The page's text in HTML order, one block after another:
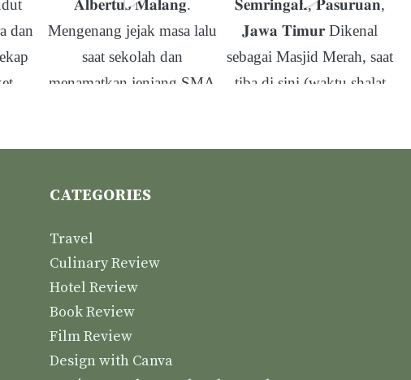
CATEGORIES
Travel
Culinary Review
Hotel Review
Book Review
Film Review
Design with Canva